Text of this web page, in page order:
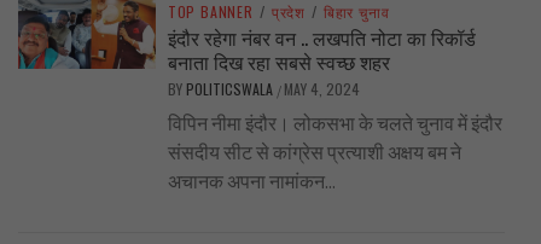
TOP BANNER / प्रदेश / बिहार चुनाव
इंदौर रहेगा नंबर वन .. लखपति नोटा का रिकॉर्ड
बनाता दिख रहा सबसे स्वच्छ शहर
BY POLITICSWALA / MAY 4, 2024
विपिन नीमा इंदौर। लोकसभा के चलते चुनाव में इंदौर
संसदीय सीट से कांग्रेस प्रत्याशी अक्षय बम ने
अचानक अपना नामांकन...